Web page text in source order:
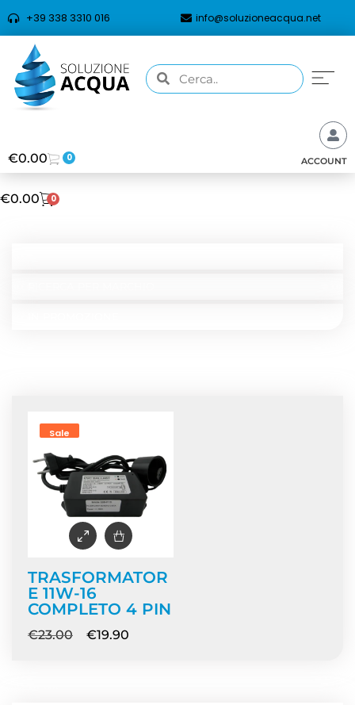
+39 338 3310 016 info@soluzioneacqua.net
€0.00 0 ACCOUNT
€0.00 0
Sale
TRASFORMATOR
E 11W-16
COMPLETO 4 PIN
€23.00 €19.90